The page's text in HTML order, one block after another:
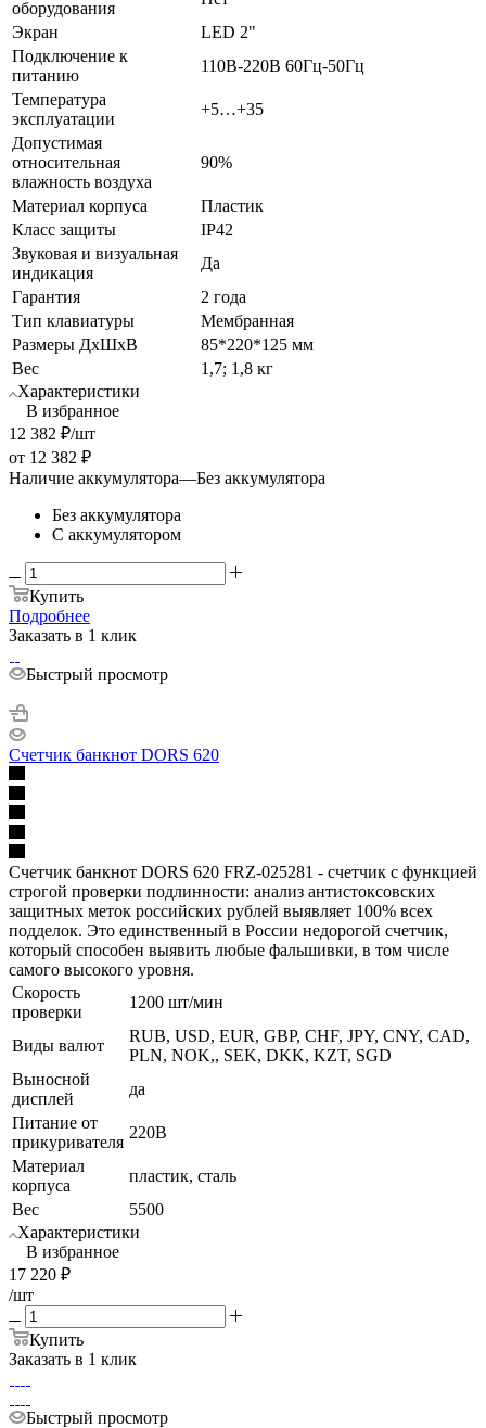
оборудования
Экран
LED 2"
Подключение к
питанию
110В-220В 60Гц-50Гц
Температура
эксплуатации
+5…+35
Допустимая
относительная
влажность воздуха
90%
Материал корпуса
Пластик
Класс защиты
IP42
Звуковая и визуальная
индикация
Да
Гарантия
2 года
Тип клавиатуры
Мембранная
Размеры ДхШхВ
85*220*125 мм
Вес
1,7; 1,8 кг
Характеристики
В избранное
12 382 ₽/шт
от 12 382 ₽
Наличие аккумулятора—Без аккумулятора
Без аккумулятора
С аккумулятором
Купить
Подробнее
Заказать в 1 клик
Быстрый просмотр
Счетчик банкнот DORS 620
Счетчик банкнот DORS 620 FRZ-025281 - счетчик с функцией
строгой проверки подлинности: анализ антистоксовских
защитных меток российских рублей выявляет 100% всех
подделок. Это единственный в России недорогой счетчик,
который способен выявить любые фальшивки, в том числе
самого высокого уровня.
Скорость
проверки
1200 шт/мин
Виды валют
RUB, USD, EUR, GBP, CHF, JPY, CNY, CAD,
PLN, NOK,, SEK, DKK, KZT, SGD
Выносной
дисплей
да
Питание от
прикуривателя
220В
Материал
корпуса
пластик, сталь
Вес
5500
Характеристики
В избранное
17 220 ₽
/шт
Купить
Заказать в 1 клик
Быстрый просмотр